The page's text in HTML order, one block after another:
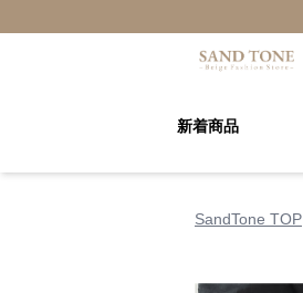
新着商品
SandTone TOP